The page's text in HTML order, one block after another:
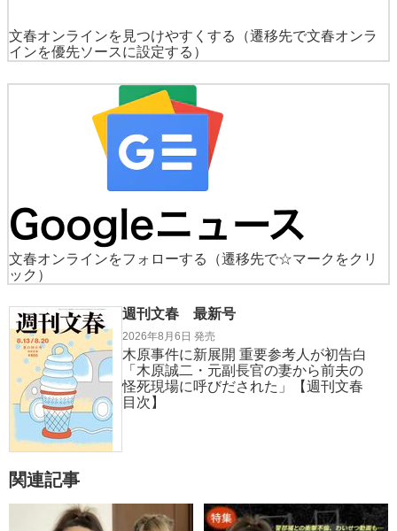
文春オンラインを見つけやすくする
（遷移先で文春オンラ
インを優先ソースに設定する）
文春オンラインをフォローする
（遷移先で☆マークをクリ
ック）
週刊文春 最新号
2026年8月6日 発売
木原事件に新展開 重要参考人が初告白
「木原誠二・元副長官の妻から前夫の
怪死現場に呼びだされた」【週刊文春
目次】
関連記事